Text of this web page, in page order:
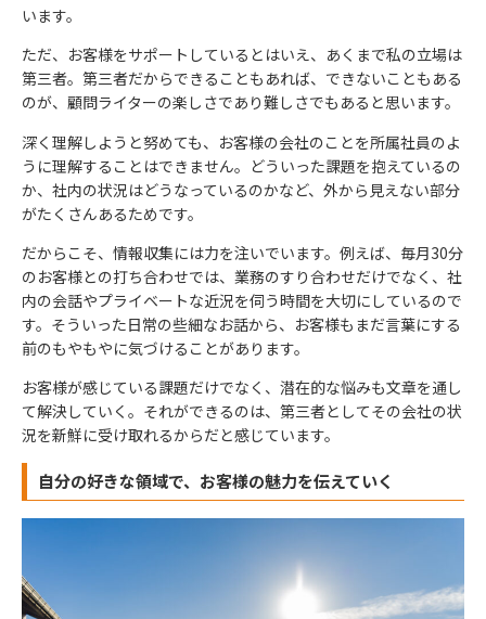
います。
ただ、お客様をサポートしているとはいえ、あくまで私の立場は
第三者。第三者だからできることもあれば、できないこともある
のが、顧問ライターの楽しさであり難しさでもあると思います。
深く理解しようと努めても、お客様の会社のことを所属社員のよ
うに理解することはできません。どういった課題を抱えているの
か、社内の状況はどうなっているのかなど、外から見えない部分
がたくさんあるためです。
だからこそ、情報収集には力を注いでいます。例えば、毎月30分
のお客様との打ち合わせでは、業務のすり合わせだけでなく、社
内の会話やプライベートな近況を伺う時間を大切にしているので
す。そういった日常の些細なお話から、お客様もまだ言葉にする
前のもやもやに気づけることがあります。
お客様が感じている課題だけでなく、潜在的な悩みも文章を通し
て解決していく。それができるのは、第三者としてその会社の状
況を新鮮に受け取れるからだと感じています。
自分の好きな領域で、お客様の魅力を伝えていく